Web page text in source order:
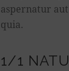
aspernatur
quia.
1/1